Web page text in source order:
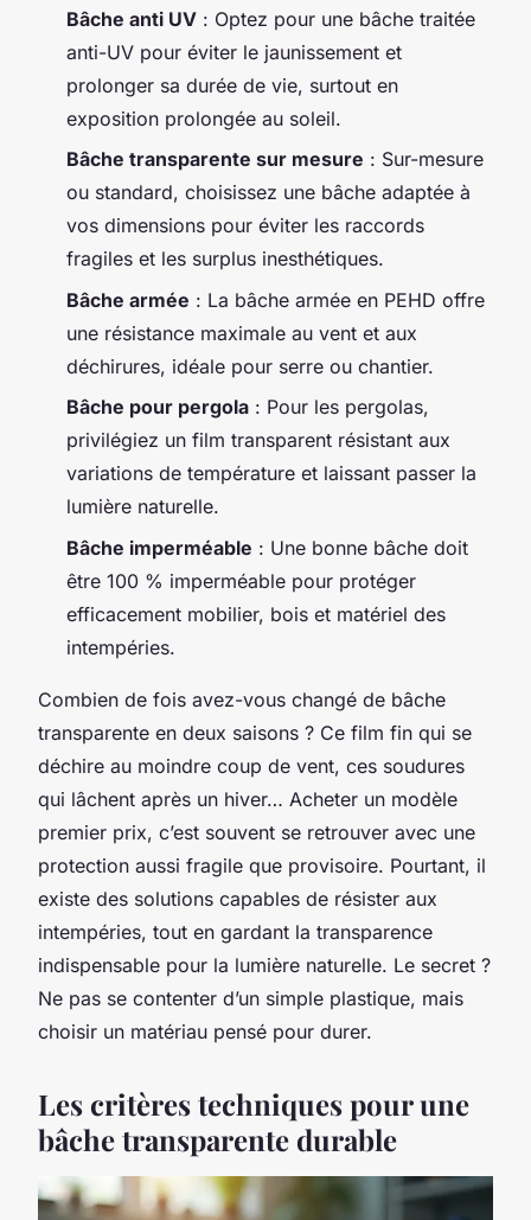
Bâche anti UV : Optez pour une bâche traitée
anti-UV pour éviter le jaunissement et
prolonger sa durée de vie, surtout en
exposition prolongée au soleil.
Bâche transparente sur mesure : Sur-mesure
ou standard, choisissez une bâche adaptée à
vos dimensions pour éviter les raccords
fragiles et les surplus inesthétiques.
Bâche armée : La bâche armée en PEHD offre
une résistance maximale au vent et aux
déchirures, idéale pour serre ou chantier.
Bâche pour pergola : Pour les pergolas,
privilégiez un film transparent résistant aux
variations de température et laissant passer la
lumière naturelle.
Bâche imperméable : Une bonne bâche doit
être 100 % imperméable pour protéger
efficacement mobilier, bois et matériel des
intempéries.
Combien de fois avez-vous changé de bâche
transparente en deux saisons ? Ce film fin qui se
déchire au moindre coup de vent, ces soudures
qui lâchent après un hiver… Acheter un modèle
premier prix, c’est souvent se retrouver avec une
protection aussi fragile que provisoire. Pourtant, il
existe des solutions capables de résister aux
intempéries, tout en gardant la transparence
indispensable pour la lumière naturelle. Le secret ?
Ne pas se contenter d’un simple plastique, mais
choisir un matériau pensé pour durer.
Les critères techniques pour une
bâche transparente durable